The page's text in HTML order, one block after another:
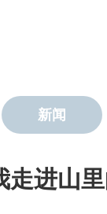
新闻
走进山